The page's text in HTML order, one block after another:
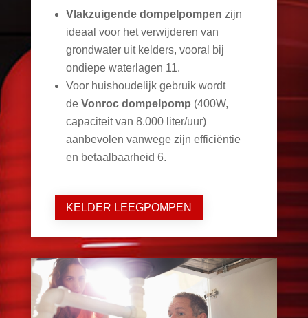
Vlakzuigende dompelpompen zijn
ideaal voor het verwijderen van
grondwater uit kelders, vooral bij
ondiepe waterlagen 11.
Voor huishoudelijk gebruik wordt
de Vonroc dompelpomp (400W,
capaciteit van 8.000 liter/uur)
aanbevolen vanwege zijn efficiëntie
en betaalbaarheid 6.
KELDER LEEGPOMPEN